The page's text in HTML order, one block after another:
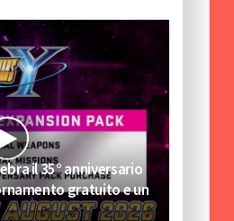
il 35° anniversario
gratuito e un